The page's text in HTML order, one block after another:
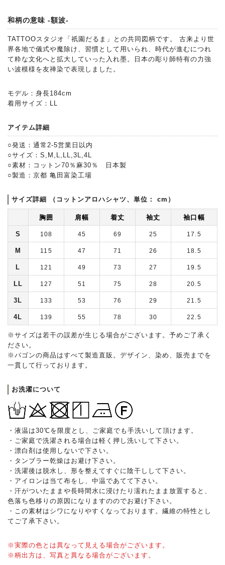
和柄の意味 -額波-
TATTOOスタジオ「祇園だるま」との共同図柄です。 古来より世
界各地で儀式や魔除け、習慣として用いられ、時代が進むにつれ
て粋な文化へと拡大していった入れ墨。日本の彫り師特有の力強
い波模様を友禅染で表現しました。
モデル：身長184cm
着用サイズ：LL
アイテム詳細
○発送：通常2-5営業日以内
○サイズ：S,M,L,LL,3L,4L
○素材：コットン70％麻30％ 日本製
○製造：京都 亀田富染工場
サイズ詳細 （コットンアロハシャツ、単位： cm）
胸囲 肩幅 着丈 袖丈 袖口幅
S 108 45 69 25 17.5
M 115 47 71 26 18.5
L 121 49 73 27 19.5
LL 127 51 75 28 20.5
3L 133 53 76 29 21.5
4L 139 55 78 30 22.5
※サイズは若干の誤差が生じる場合がございます。予めご了承く
ださい。
※パゴンの商品はすべて製造直販。デザイン、染め、販売までを
一貫して行っております。
お洗濯について
・液温は30℃を限度とし、ご家庭でも手洗いして頂けます。
・ご家庭で洗濯される場合は軽く押し洗いして下さい。
・漂白剤は使用しないで下さい。
・タンブラー乾燥はお避け下さい。
・洗濯後は脱水し、形を整えてすぐに陰干しして下さい。
・アイロンは当て布をし、中温であてて下さい。
・汗がついたままや長時間水に浸けたり濡れたまま放置すると、
色落ち色移りの原因になりますののでお避け下さい。
・この素材はシワになりやすくなっております。繊維の特性とし
てご了承下さい。
※実際の色とは異なって見える場合がございます。
※柄出方は、写真と異なる場合がございます。